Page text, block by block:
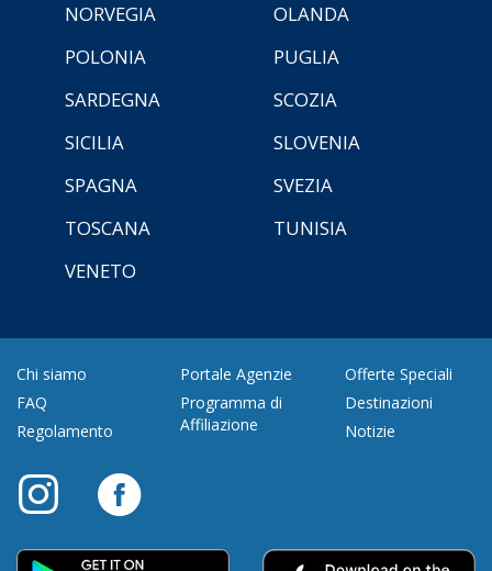
NORVEGIA
OLANDA
POLONIA
PUGLIA
SARDEGNA
SCOZIA
SICILIA
SLOVENIA
SPAGNA
SVEZIA
TOSCANA
TUNISIA
VENETO
Chi siamo
FAQ
Regolamento
Portale Agenzie
Programma di
Affiliazione
Offerte Speciali
Destinazioni
Notizie